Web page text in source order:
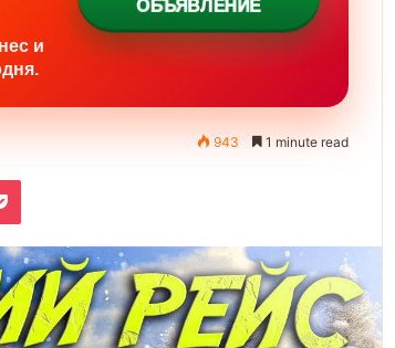
и
ОБЪЯВЛЕНИЕ
943 1 minute read
Pocket